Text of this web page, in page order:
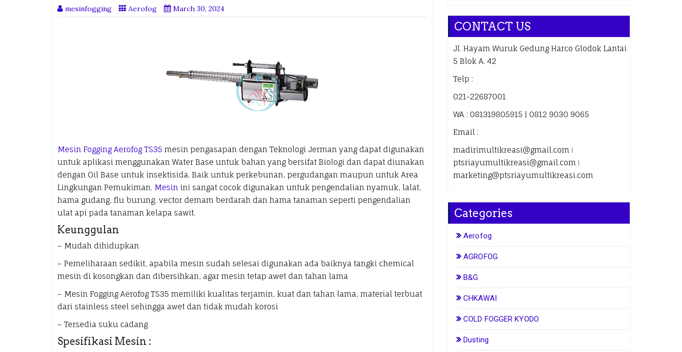
mesinfogging Aerofog March 30, 2024
Mesin Fogging Aerofog TS35 mesin pengasapan dengan Teknologi Jerman yang dapat digunakan
untuk aplikasi menggunakan Water Base untuk bahan yang bersifat Biologi dan dapat diunakan
dengan Oil Base untuk insektisida. Baik untuk perkebunan, pergudangan maupun untuk Area
Lingkungan Pemukiman. Mesin ini sangat cocok digunakan untuk pengendalian nyamuk, lalat,
hama gudang, flu burung, vector demam berdarah dan hama tanaman seperti pengendalian
ulat api pada tanaman kelapa sawit.
Keunggulan
– Mudah dihidupkan
– Pemeliharaan sedikit, apabila mesin sudah selesai digunakan ada baiknya tangki chemical
mesin di kosongkan dan dibersihkan, agar mesin tetap awet dan tahan lama
– Mesin Fogging Aerofog TS35 memiliki kualitas terjamin, kuat dan tahan lama, material terbuat
dari stainless steel sehingga awet dan tidak mudah korosi
– Tersedia suku cadang
Spesifikasi Mesin :
CONTACT US
Jl. Hayam Wuruk Gedung Harco Glodok Lantai
5 Blok A. 42
Telp :
021-22687001
WA : 081319805915 | 0812 9030 9065
Email :
madirimultikreasi@gmail.com ǀ
ptsriayumultikreasi@gmail.com ǀ
marketing@ptsriayumultikreasi.com
Categories
Aerofog
AGROFOG
B&G
CHKAWAI
COLD FOGGER KYODO
Dusting